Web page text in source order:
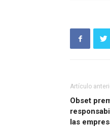
Artículo
Obset
las